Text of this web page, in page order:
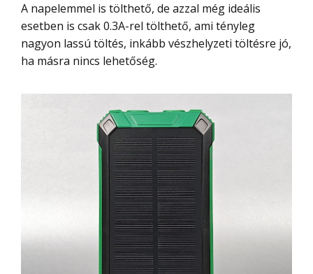
A napelemmel is tölthető, de azzal még ideális
esetben is csak 0.3A-rel tölthető, ami tényleg
nagyon lassú töltés, inkább vészhelyzeti töltésre jó,
ha másra nincs lehetőség.